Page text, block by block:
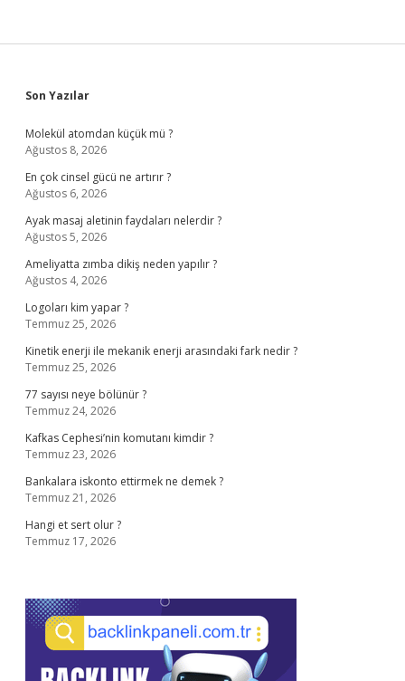
Sidebar
Son Yazılar
Molekül atomdan küçük mü ?
Ağustos 8, 2026
En çok cinsel gücü ne artırır ?
Ağustos 6, 2026
Ayak masaj aletinin faydaları nelerdir ?
Ağustos 5, 2026
Ameliyatta zımba dikiş neden yapılır ?
Ağustos 4, 2026
Logoları kim yapar ?
Temmuz 25, 2026
Kinetik enerji ile mekanik enerji arasındaki fark nedir ?
Temmuz 25, 2026
77 sayısı neye bölünür ?
Temmuz 24, 2026
Kafkas Cephesi’nin komutanı kimdir ?
Temmuz 23, 2026
Bankalara iskonto ettirmek ne demek ?
Temmuz 21, 2026
Hangi et sert olur ?
Temmuz 17, 2026